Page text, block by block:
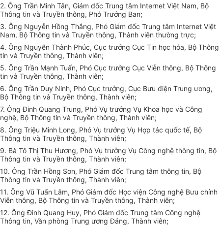
2. Ông Trần Minh Tân, Giám đốc Trung tâm Internet Việt Nam, Bộ
Thông tin và Truyền thông, Phó Trưởng Ban;
3. Ông Nguyễn Hồng Thắng, Phó Giám đốc Trung tâm Internet Việt
Nam, Bộ Thông tin và Truyền thông, Thành viên thường trực;
4. Ông Nguyễn Thành Phúc, Cục trưởng Cục Tin học hóa, Bộ Thông
tin và Truyền thông, Thành viên;
5. Ông Trần Mạnh Tuấn, Phó Cục trưởng Cục Viễn thông, Bộ Thông
tin và Truyền thông, Thành viên;
6. Ông Trần Duy Ninh, Phó Cục trưởng, Cục Bưu điện Trung ương,
Bộ Thông tin và Truyền thông, Thành viên;
7. Ông Đinh Quang Trung, Phó Vụ trưởng Vụ Khoa học và Công
nghệ, Bộ Thông tin và Truyền thông, Thành viên;
8. Ông Triệu Minh Long, Phó Vụ trưởng Vụ Hợp tác quốc tế, Bộ
Thông tin và Truyền thông, Thành viên;
9. Bà Tô Thị Thu Hương, Phó Vụ trưởng Vụ Công nghệ thông tin, Bộ
Thông tin và Truyền thông, Thành viên;
10. Ông Trần Hồng Sơn, Phó Giám đốc Trung tâm thông tin, Bộ
Thông tin và Truyền thông, Thành viên;
11. Ông Vũ Tuấn Lâm, Phó Giám đốc Học viện Công nghệ Bưu chính
Viễn thông, Bộ Thông tin và Truyền thông, Thành viên;
12. Ông Đinh Quang Huy, Phó Giám đốc Trung tâm Công nghệ
Thông tin, Văn phòng Trung ương Đảng, Thành viên;